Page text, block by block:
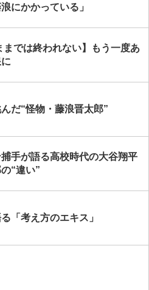
にかかっている」
までは終われない】もう一度あ
だ“怪物・藤浪晋太郎”
手が語る高校時代の大谷翔平
“違い”
「考え方のエキス」